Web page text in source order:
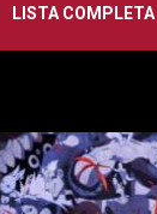
LISTA COMPLETA